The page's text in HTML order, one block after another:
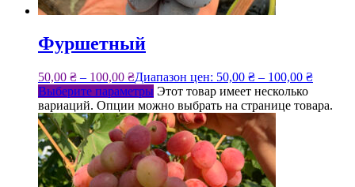
Фуршетный
50,00 ₴ – 100,00 ₴Диапазон цен: 50,00 ₴ – 100,00 ₴
Выберите параметры Этот товар имеет несколько
вариаций. Опции можно выбрать на странице товара.